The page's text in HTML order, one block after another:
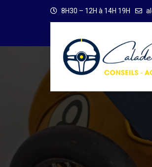
8H30 – 12H à 14H 19H